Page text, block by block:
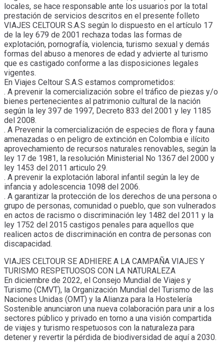
locales, se hace responsable ante los usuarios por la total
prestación de servicios descritos en el presente folleto
VIAJES CELTOUR S.A.S según lo dispuesto en el artículo 17
de la ley 679 de 2001 rechaza todas las formas de
explotación, pornografía, violencia, turismo sexual y demás
formas del abuso a menores de edad y advierte al turismo
que es castigado conforme a las disposiciones legales
vigentes.
En Viajes Celtour S.A.S estamos comprometidos:
. A prevenir la comercialización sobre el tráfico de piezas y/o
bienes pertenecientes al patrimonio cultural de la nación
según la ley 397 de 1997, Decreto 833 del 2001 y ley 1185
del 2008.
. A Prevenir la comercialización de especies de flora y fauna
amenazadas o en peligro de extinción en Colombia e ilícito
aprovechamiento de recursos naturales renovables, según la
ley 17 de 1981, la resolución Ministerial No 1367 del 2000 y
ley 1453 del 2011 articulo 29.
. A prevenir la explotación laboral infantil según la ley de
infancia y adolescencia 1098 del 2006.
. A garantizar la protección de los derechos de una persona o
grupo de personas, comunidad o pueblo, que son vulnerados
en actos de racismo o discriminación ley 1482 del 2011 y la
ley 1752 del 2015 castigos penales para aquellos que
realicen actos de discriminación en contra de personas con
discapacidad.
VIAJES CELTOUR SE ADHIERE A LA CAMPAÑA VIAJES Y
TURISMO RESPETUOSOS CON LA NATURALEZA
En diciembre de 2022, el Consejo Mundial de Viajes y
Turismo (CMVT), la Organización Mundial del Turismo de las
Naciones Unidas (OMT) y la Alianza para la Hostelería
Sostenible anunciaron una nueva colaboración para unir a los
sectores público y privado en torno a una visión compartida
de viajes y turismo respetuosos con la naturaleza para
detener y revertir la pérdida de biodiversidad de aquí a 2030.